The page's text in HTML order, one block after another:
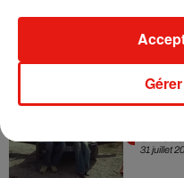
sa
31 juillet